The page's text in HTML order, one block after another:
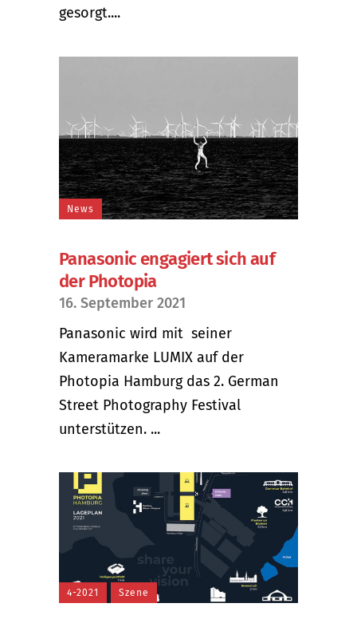
gesorgt....
News
Panasonic engagiert sich auf
der Photopia
16. September 2021
Panasonic wird mit seiner
Kameramarke LUMIX auf der
Photopia Hamburg das 2. German
Street Photography Festival
unterstützen. ...
4-2021 Szene